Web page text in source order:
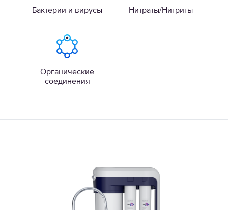
Бактерии и вирусы Нитраты/Нитриты
Органические
соединения